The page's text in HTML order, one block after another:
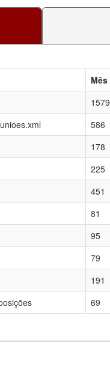
Mês
1579
586
178
225
451
81
95
79
191
69